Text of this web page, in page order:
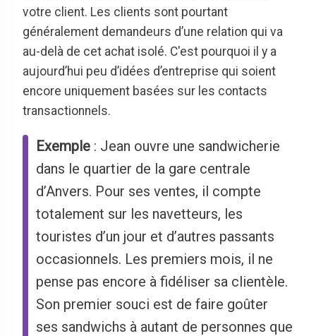
votre client. Les clients sont pourtant
généralement demandeurs d’une relation qui va
au-delà de cet achat isolé. C'est pourquoi il y a
aujourd’hui peu d’idées d’entreprise qui soient
encore uniquement basées sur les contacts
transactionnels.
Exemple : Jean ouvre une sandwicherie
dans le quartier de la gare centrale
d’Anvers. Pour ses ventes, il compte
totalement sur les navetteurs, les
touristes d’un jour et d’autres passants
occasionnels. Les premiers mois, il ne
pense pas encore à fidéliser sa clientèle.
Son premier souci est de faire goûter
ses sandwichs à autant de personnes que